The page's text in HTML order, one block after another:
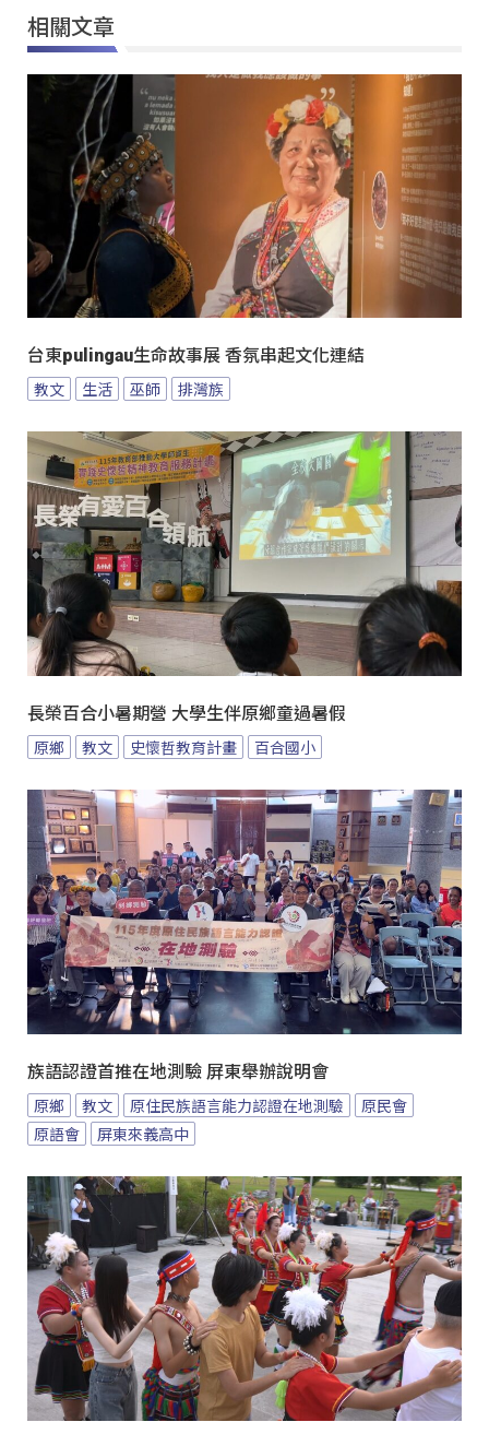
相關文章
台東pulingau生命故事展 香氛串起文化連結
教文 生活 巫師 排灣族
長榮百合小暑期營 大學生伴原鄉童過暑假
原鄉 教文 史懷哲教育計畫 百合國小
族語認證首推在地測驗 屏東舉辦說明會
原鄉 教文 原住民族語言能力認證在地測驗
原民會
原語會
屏東來義高中